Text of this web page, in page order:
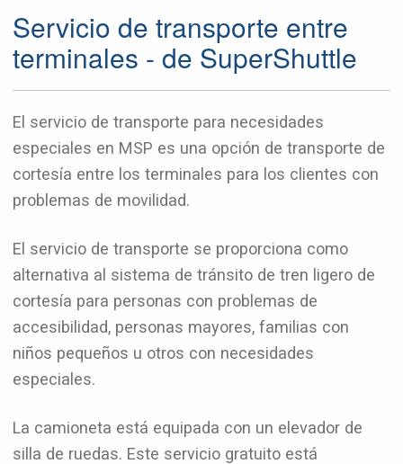
Servicio de transporte entre
terminales - de SuperShuttle
El servicio de transporte para necesidades
especiales en MSP es una opción de transporte de
cortesía entre los terminales para los clientes con
problemas de movilidad.
El servicio de transporte se proporciona como
alternativa al sistema de tránsito de tren ligero de
cortesía para personas con problemas de
accesibilidad, personas mayores, familias con
niños pequeños u otros con necesidades
especiales.
La camioneta está equipada con un elevador de
silla de ruedas. Este servicio gratuito está